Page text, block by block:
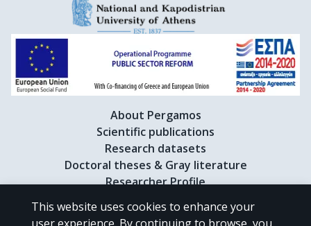
About Pergamos
Scientific publications
Research datasets
Doctoral theses & Gray literature
Researcher Profile
This website uses cookies to enhance your